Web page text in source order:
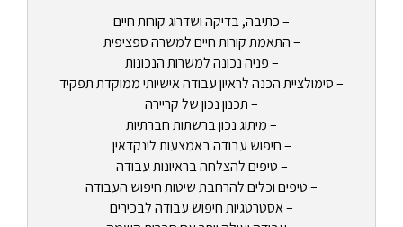
– כתיבה, בדיקה ושדרוג קורות חיים
– התאמת קורות חיים למשרה ספציפית
– פניה נכונה למשרות הנכונות
– סימולציית הכנה לראיון עבודה אישיותי ממוקדת תפקיד
– תכנון נכון של קריירה
– מיתוג נכון ברשתות חברתיות
– חיפוש עבודה באמצעות לינקדאין
– טיפים להצלחה בראיונות עבודה
– טיפים וכלים להרחבת שיטות חיפוש העבודה
– אסטרטגיות חיפוש עבודה לבכירים